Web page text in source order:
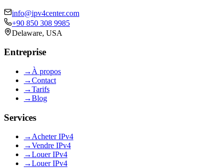
info@ipv4center.com
+90 850 308 9985
Delaware, USA
Entreprise
→ À propos
→Contact
→Tarifs
→Blog
Services
→ Acheter IPv4
→Vendre IPv4
→Louer IPv4
→Louer IPv4